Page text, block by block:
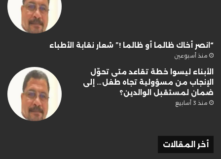
“انصر أخاك ظالما أو ظالما !” شعار نقابة الأطباء
منذ أسبوعين
الأبناء ليسوا خطة تقاعد متى تحوّل
الإنجاب من مسؤولية تجاه طفل… إلى
ضمان لمستقبل الوالدين؟
منذ 3 أسابيع
أخر المقالات